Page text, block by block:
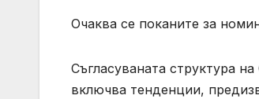
Очаква се поканите за
Съгласуваната структура
включва тенденции,